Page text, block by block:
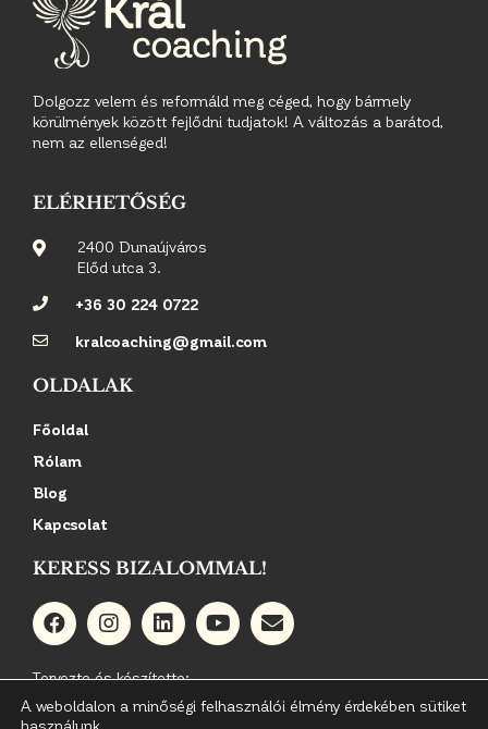
Dolgozz velem és reformáld meg céged, hogy bármely
körülmények között fejlődni tudjatok! A változás a barátod,
nem az ellenséged!
ELÉRHETŐSÉG
2400 Dunaújváros
Előd utca 3.
+36 30 224 0722
kralcoaching@gmail.com
OLDALAK
Főoldal
Rólam
Blog
Kapcsolat
KERESS BIZALOMMAL!
Tervezte és készítette:
A weboldalon a minőségi felhasználói élmény érdekében sütiket
használunk.